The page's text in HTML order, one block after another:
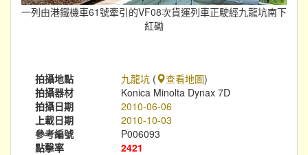
一列由港鐵機車61號牽引的VF08次貨運列車正駛經九龍坑南下
紅磡
拍攝地點 九龍坑 ( 查看地圖)
拍攝器材
Konica Minolta Dynax 7D
拍攝日期
2010-06-06
上載日期
2010-10-03
參考編號
P006093
點擊率
2421